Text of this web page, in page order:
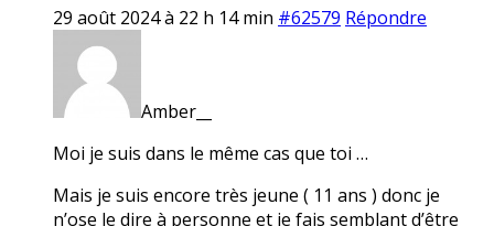
29 août 2024 à 22 h 14 min #62579 Répondre
Amber__
Moi je suis dans le même cas que toi …
Mais je suis encore très jeune ( 11 ans ) donc je
n’ose le dire à personne et je fais semblant d’être